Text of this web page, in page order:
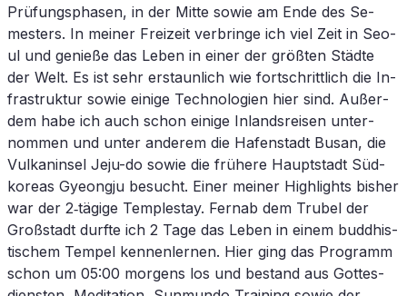
Prü­fungs­pha­sen, in der Mit­te so­wie am Ende des Se­
mes­ters. In mei­ner Frei­zeit ver­brin­ge ich viel Zeit in Seo­
ul und ge­nie­ße das Le­ben in ei­ner der größ­ten Städ­te
der Welt. Es ist sehr er­staun­lich wie fort­schritt­lich die In­
fra­struk­tur so­wie ei­ni­ge Tech­no­lo­gien hier sind. Au­ßer­
dem habe ich auch schon ei­ni­ge In­lands­rei­sen un­ter­
nom­men und un­ter an­de­rem die Ha­fen­stadt Bus­an, die
Vul­kan­in­sel Jeju-do so­wie die frü­he­re Haupt­stadt Süd­
ko­re­as Gye­ongju be­sucht. Ei­ner mei­ner High­lights bis­her
war der 2‑tägige Temp­lestay. Fern­ab dem Tru­bel der
Groß­stadt durf­te ich 2 Tage das Le­ben in ei­nem bud­dhis­
ti­schem Tem­pel ken­nen­ler­nen. Hier ging das Pro­gramm
schon um 05:00 mor­gens los und be­stand aus Got­tes­